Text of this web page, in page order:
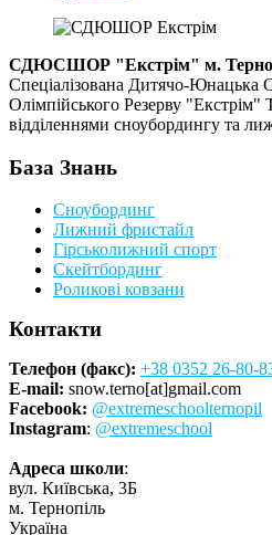
СДЮСШОР "Екстрім" м.
Спеціалізована Дитячо-Юнацька
Олімпійського Резерву "Екстрім"
відділеннями сноубордингу та
База Знань
Сноубординг
Лижний фристайл
Гірськолижний спорт
Скейтбординг
Роликові ковзани
Контакти
Телефон (факс): +38 0352 26-80-
E-mail: snow.terno[at]gmail.com
Facebook: @extremeschoolternopil
Instagram: @extremeschool
Адреса школи:
вул. Київська, 3Б
м. Тернопіль
Україна